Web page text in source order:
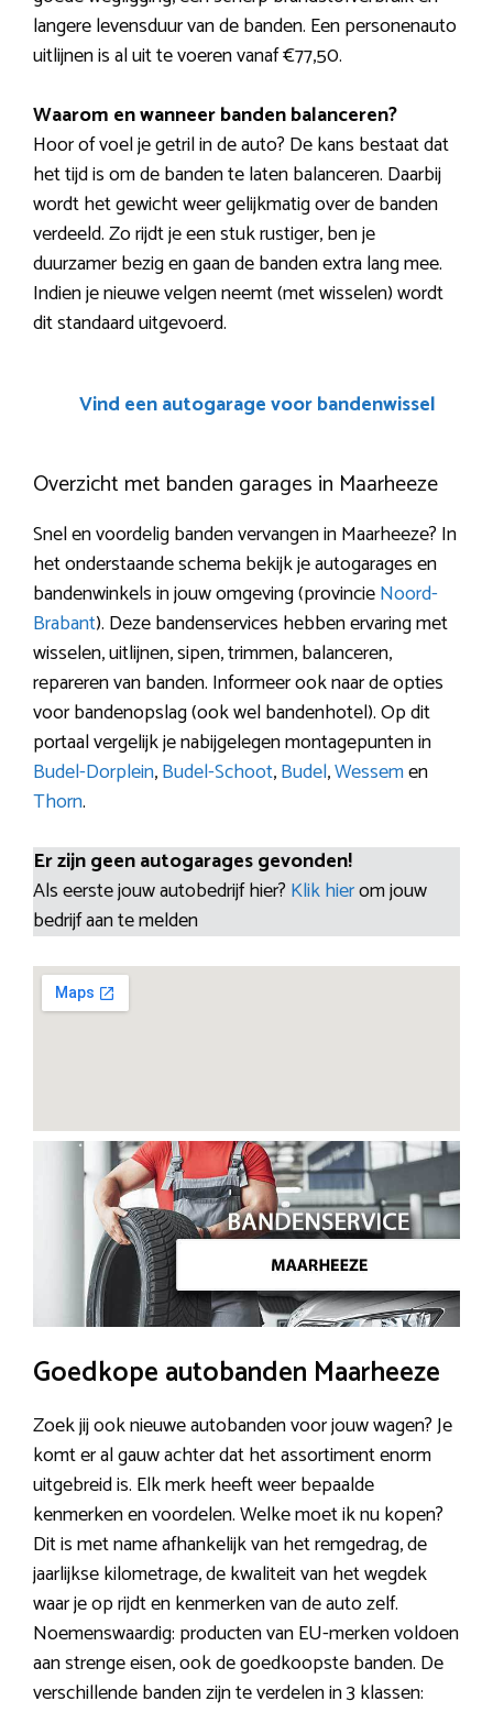
langere levensduur van de banden. Een personenauto
uitlijnen is al uit te voeren vanaf €77,50.
Waarom en wanneer banden balanceren?
Hoor of voel je getril in de auto? De kans bestaat dat
het tijd is om de banden te laten balanceren. Daarbij
wordt het gewicht weer gelijkmatig over de banden
verdeeld. Zo rijdt je een stuk rustiger, ben je
duurzamer bezig en gaan de banden extra lang mee.
Indien je nieuwe velgen neemt (met wisselen) wordt
dit standaard uitgevoerd.
Vind een autogarage voor bandenwissel
Overzicht met banden garages in Maarheeze
Snel en voordelig banden vervangen in Maarheeze? In
het onderstaande schema bekijk je autogarages en
bandenwinkels in jouw omgeving (provincieNoord-
Brabant). Deze bandenservices hebben ervaring met
wisselen, uitlijnen, sipen, trimmen, balanceren,
repareren van banden. Informeer ook naar de opties
voor bandenopslag (ook wel bandenhotel). Op dit
portaal vergelijk je nabijgelegen montagepunten in
Budel-Dorplein,Budel-Schoot,Budel,Wessemen
Thorn.
Er zijn geen autogarages gevonden!
Als eerste jouw autobedrijf hier? Klik hierom jouw
bedrijf aan te melden
Goedkope autobanden Maarheeze
Zoek jij ook nieuwe autobanden voor jouw wagen? Je
komt er al gauw achter dat het assortiment enorm
uitgebreid is. Elk merk heeft weer bepaalde
kenmerken en voordelen. Welke moet ik nu kopen?
Dit is met name afhankelijk van het remgedrag, de
jaarlijkse kilometrage, de kwaliteit van het wegdek
waar je op rijdt en kenmerken van de auto zelf.
Noemenswaardig: producten van EU-merken voldoen
aan strenge eisen, ook de goedkoopste banden. De
verschillende banden zijn te verdelen in 3 klassen: